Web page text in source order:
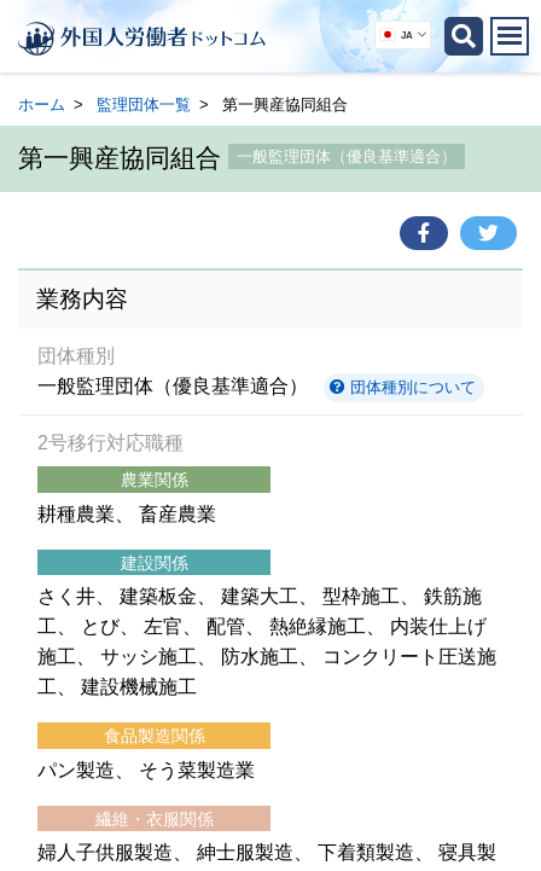
JA
ホーム 監理団体一覧 第一興産協同組合
第一興産協同組合 一般監理団体（優良基準適合）
業務内容
団体種別
一般監理団体（優良基準適合）
団体種別について
2号移行対応職種
農業関係
耕種農業 畜産農業
建設関係
さく井 建築板金 建築大工 型枠施工
鉄筋施
工
とび 左官 配管 熱絶縁施工
内装仕上げ
施工
サッシ施工 防水施工
コンクリート圧送施
工
建設機械施工
食品製造関係
パン製造 そう菜製造業
繊維・衣服関係
婦人子供服製造 紳士服製造 下着類製造
寝具製